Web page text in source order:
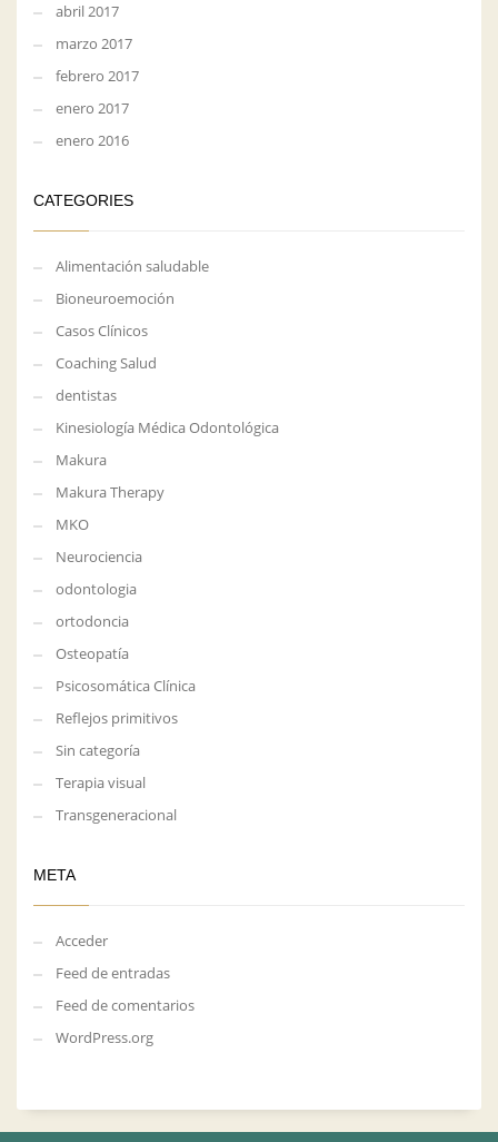
abril 2017
marzo 2017
febrero 2017
enero 2017
enero 2016
CATEGORIES
Alimentación saludable
Bioneuroemoción
Casos Clínicos
Coaching Salud
dentistas
Kinesiología Médica Odontológica
Makura
Makura Therapy
MKO
Neurociencia
odontologia
ortodoncia
Osteopatía
Psicosomática Clínica
Reflejos primitivos
Sin categoría
Terapia visual
Transgeneracional
META
Acceder
Feed de entradas
Feed de comentarios
WordPress.org